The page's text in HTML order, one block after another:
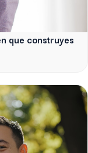
que construyes